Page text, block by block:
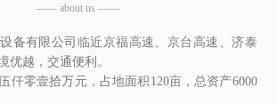
—— about us ——
备有限公司临近京福高速、京台高速、济泰
优越，交通便利。
仟零壹拾万元，占地面积120亩，总资产6000